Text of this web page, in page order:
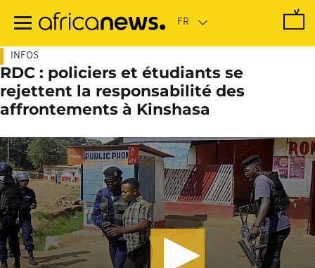
contenu
INFOS
RDC : policiers et étudiants se
rejettent la responsabilité des
affrontements à Kinshasa